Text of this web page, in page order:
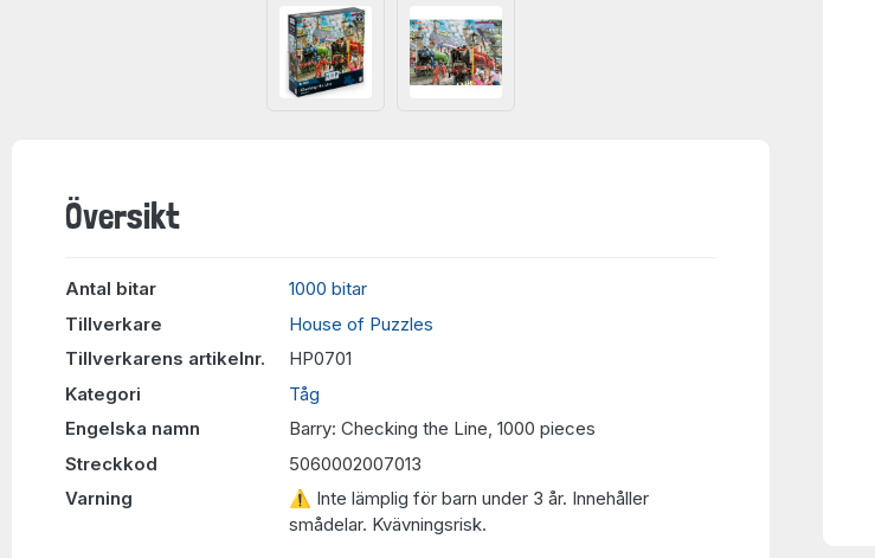
Översikt
Antal bitar
1000 bitar
Tillverkare
House of Puzzles
Tillverkarens artikelnr.
HP0701
Kategori
Tåg
Engelska namn
Barry: Checking the Line, 1000 pieces
Streckkod
5060002007013
Varning
⚠ Inte lämplig för barn under 3 år. Innehåller
smådelar. Kvävningsrisk.